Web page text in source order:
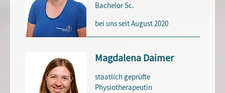
Bachelor Sc.
bei uns seit August 2020
Magdalena Daimer
staatlich geprüfte
Physiotherapeutin